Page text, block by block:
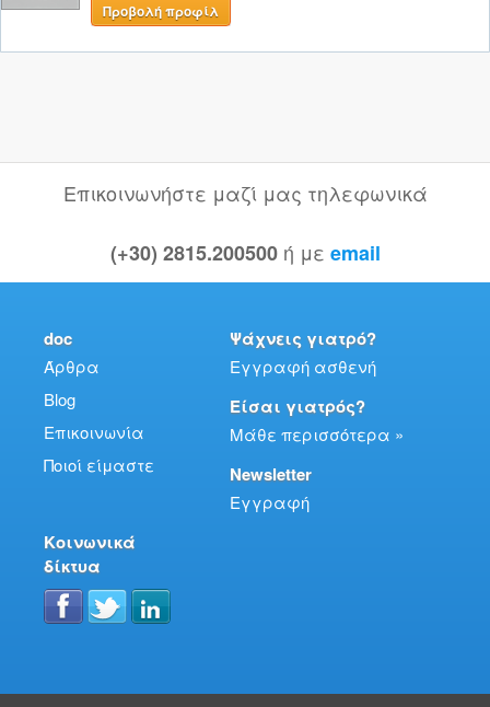
Προβολή προφίλ
Επικοινωνήστε μαζί μας τηλεφωνικά
(+30) 2815.200500 ή με email
doc
Άρθρα
Blog
Επικοινωνία
Ποιοί είμαστε
Ψάχνεις γιατρό?
Εγγραφή ασθενή
Είσαι γιατρός?
Μάθε περισσότερα »
Newsletter
Εγγραφή
Κοινωνικά
δίκτυα